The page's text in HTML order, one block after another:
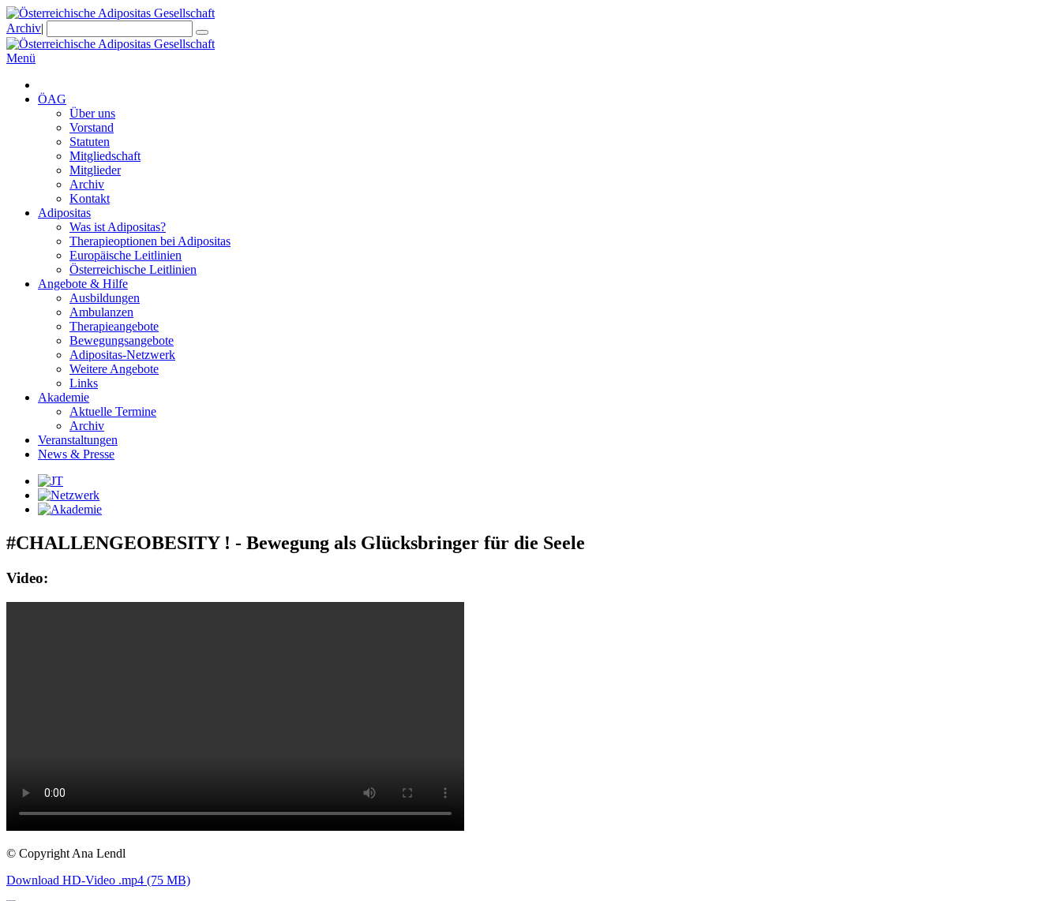
Archiv|
Menü
ÖAG
Über uns
Vorstand
Statuten
Mitgliedschaft
Mitglieder
Archiv
Kontakt
Adipositas
Was ist Adipositas?
Therapieoptionen bei Adipositas
Europäische Leitlinien
Österreichische Leitlinien
Angebote & Hilfe
Ausbildungen
Ambulanzen
Therapieangebote
Bewegungsangebote
Adipositas-Netzwerk
Weitere Angebote
Links
Akademie
Aktuelle Termine
Archiv
Veranstaltungen
News & Presse
#CHALLENGEOBESITY ! - Bewegung als Glücksbringer für die Seele
Video:
© Copyright Ana Lendl
Download HD-Video .mp4 (75 MB)